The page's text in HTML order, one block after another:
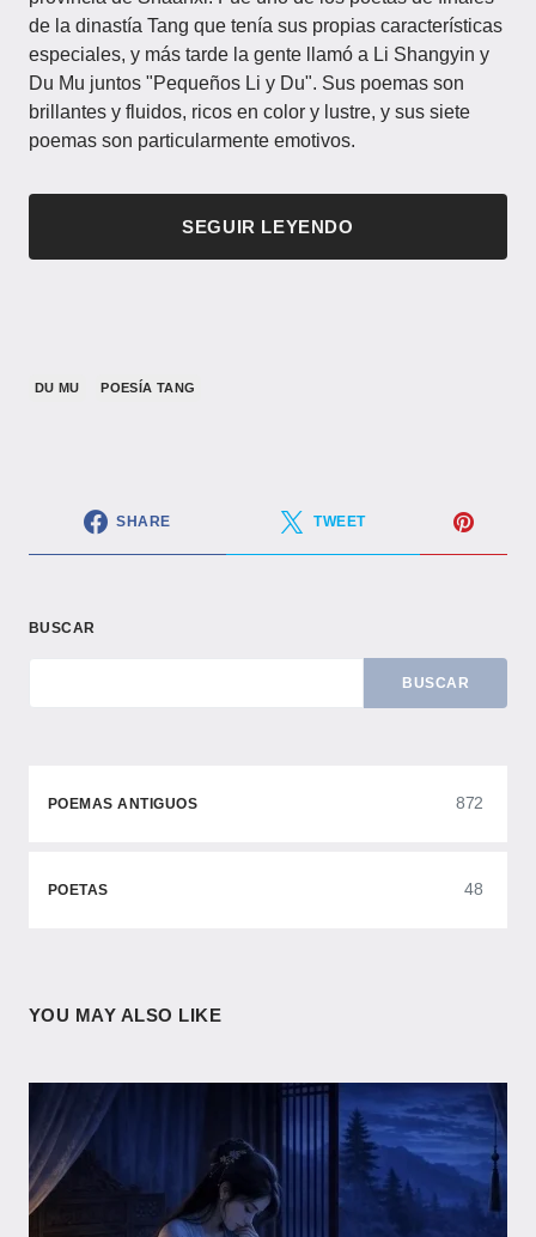
de la dinastía Tang que tenía sus propias características
especiales, y más tarde la gente llamó a Li Shangyin y
Du Mu juntos "Pequeños Li y Du". Sus poemas son
brillantes y fluidos, ricos en color y lustre, y sus siete
poemas son particularmente emotivos.
SEGUIR LEYENDO
DU MU POESÍA TANG
SHARE TWEET
BUSCAR
BUSCAR
POEMAS ANTIGUOS 872
POETAS 48
YOU MAY ALSO LIKE